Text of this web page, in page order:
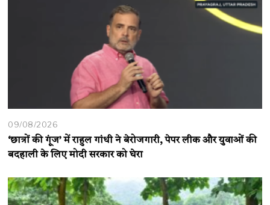
09/08/2026
‘छात्रों की गूंज’ में राहुल गांधी ने बेरोजगारी, पेपर लीक और युवाओं की
बदहाली के लिए मोदी सरकार को घेरा